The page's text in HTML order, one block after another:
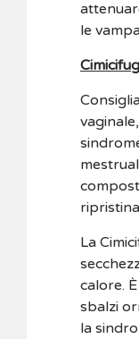
le
La
calore.
sbalzi
la